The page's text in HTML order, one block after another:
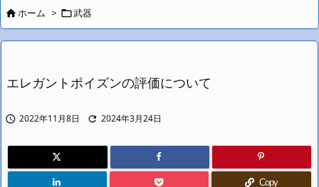
ホーム > 武器
エレガントポイズンの評価について
 2022年11月8日  2024年3月24日
Copy